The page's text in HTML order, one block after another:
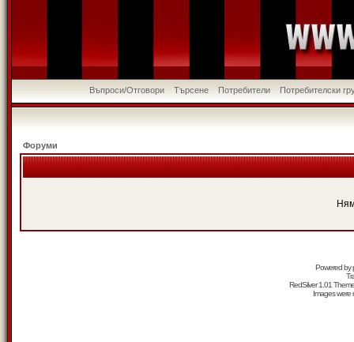
Въпроси/Отговори Търсене Потребители Потребителски
Форуми
Powered by
RedSilver 1.01
Images were